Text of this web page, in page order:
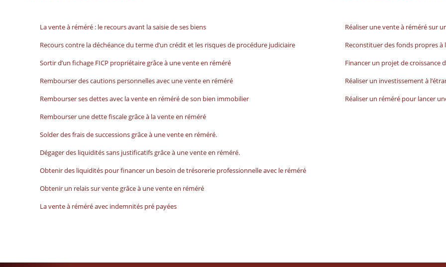
La vente à réméré : le recours avant la saisie de ses biens
Recours contre la déchéance du terme d’un crédit et les risques de procédure judiciaire
Sortir d’un fichage FICP propriétaire grâce à une vente en réméré
Rembourser des cautions personnelles avec une vente en réméré
Rembourser ses dettes avec la vente en réméré de son bien immobilier
Rembourser une dette fiscale grâce à la vente en réméré
Solder des frais de successions grâce à une vente en réméré.
Dégager des liquidités sans justificatifs grâce à une vente en réméré.
Obtenir des liquidités pour financer un besoin de trésorerie professionnelle avec le réméré
Obtenir un relais sur vente grâce à une vente en réméré
La vente à réméré avec indemnités pré payées
Réaliser une vente à réméré sur
Reconstituer des fonds propres à
Financer un projet de croissance
Réaliser un investissement à
Réaliser un réméré pour lancer